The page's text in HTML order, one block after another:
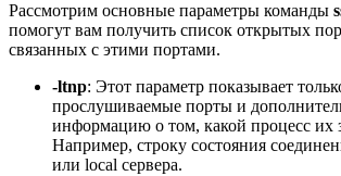
Рассмотрим основные параметры команды
помогут вам получить список открытых
связанных с этими портами.
-ltnp: Этот параметр показывает
прослушиваемые порты и
информацию о том, какой процесс их
Например, строку состояния
или local сервера.